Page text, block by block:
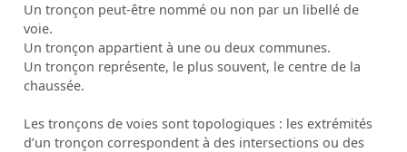
Un tronçon peut-être nommé ou non par un libellé de
voie.
Un tronçon appartient à une ou deux communes.
Un tronçon représente, le plus souvent, le centre de la
chaussée.
Les tronçons de voies sont topologiques : les extrémités
d’un tronçon correspondent à des intersections ou des